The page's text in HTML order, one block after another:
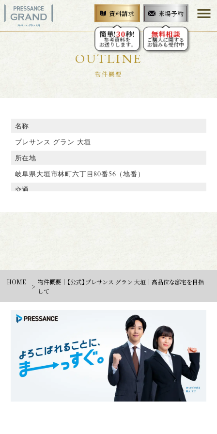
資料請求
簡単!30秒!
参考資料を
お送りします。
来場予約
無料相談
ご購入に関する
お悩みも受付中
menu
OUTLINE
物件概要
資料請求はこちら ご来場予約はこちら
HOME
物件概要｜【公式】プレサンス グラン 大垣｜高品位な邸宅を目指
して